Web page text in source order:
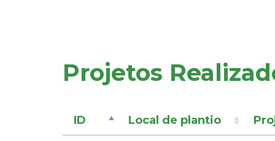
Projetos
ID Local de plantio